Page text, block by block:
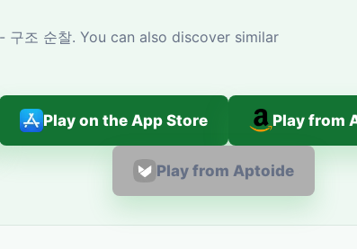
조 순찰. You can also discover similar
Play on the App Store Play from
Play from Aptoide